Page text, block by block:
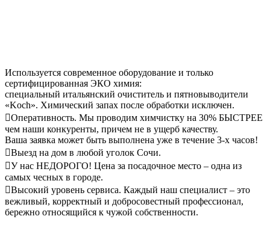
Используется современное оборудование и только
сертифицированная ЭКО химия:
специальный итальянский очиститель и пятновыводители
«Koch». Химический запах после обработки исключен.
Оперативность. Мы проводим химчистку на 30% БЫСТРЕЕ
чем наши конкуренты, причем не в ущерб качеству.
Ваша заявка может быть выполнена уже в течение 3-х часов!
Выезд на дом в любой уголок Сочи.
У нас НЕДОРОГО! Цена за посадочное место – одна из
самых чесных в городе.
Высокий уровень сервиса. Каждый наш специалист – это
вежливый, корректный и добросовестный профессионал,
бережно относящийся к чужой собственности.